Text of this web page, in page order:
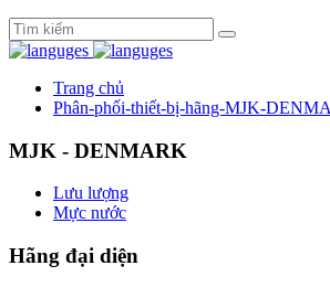
Trang chủ
Phân-phối-thiết-bị-hãng-MJK-
MJK - DENMARK
Lưu lượng
Mực nước
Hãng đại diện